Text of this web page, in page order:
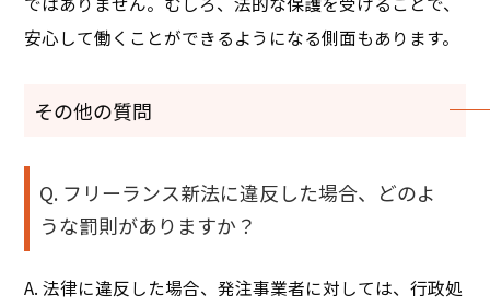
安心して働くことができるようになる側面もあります。
その他の質問
Q. フリーランス新法に違反した場合、どのよ
うな罰則がありますか？
A. 法律に違反した場合、発注事業者に対しては、行政処